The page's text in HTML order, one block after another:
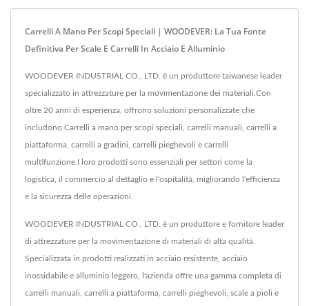
Carrelli A Mano Per Scopi Speciali | WOODEVER: La Tua Fonte
Definitiva Per Scale E Carrelli In Acciaio E Alluminio
WOODEVER INDUSTRIAL CO., LTD. è un produttore taiwanese leader
specializzato in attrezzature per la movimentazione dei materiali.Con
oltre 20 anni di esperienza, offrono soluzioni personalizzate che
includono Carrelli a mano per scopi speciali, carrelli manuali, carrelli a
piattaforma, carrelli a gradini, carrelli pieghevoli e carrelli
multifunzione.I loro prodotti sono essenziali per settori come la
logistica, il commercio al dettaglio e l'ospitalità, migliorando l'efficienza
e la sicurezza delle operazioni.
WOODEVER INDUSTRIAL CO., LTD. è un produttore e fornitore leader
di attrezzature per la movimentazione di materiali di alta qualità.
Specializzata in prodotti realizzati in acciaio resistente, acciaio
inossidabile e alluminio leggero, l'azienda offre una gamma completa di
carrelli manuali, carrelli a piattaforma, carrelli pieghevoli, scale a pioli e